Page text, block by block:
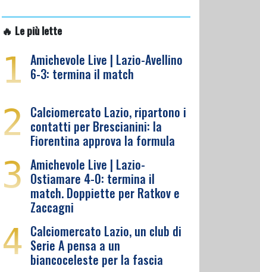
🔥 Le più lette
1 Amichevole Live | Lazio-Avellino
6-3: termina il match
2 Calciomercato Lazio, ripartono i
contatti per Brescianini: la
Fiorentina approva la formula
3 Amichevole Live | Lazio-
Ostiamare 4-0: termina il
match. Doppiette per Ratkov e
Zaccagni
4 Calciomercato Lazio, un club di
Serie A pensa a un
biancoceleste per la fascia